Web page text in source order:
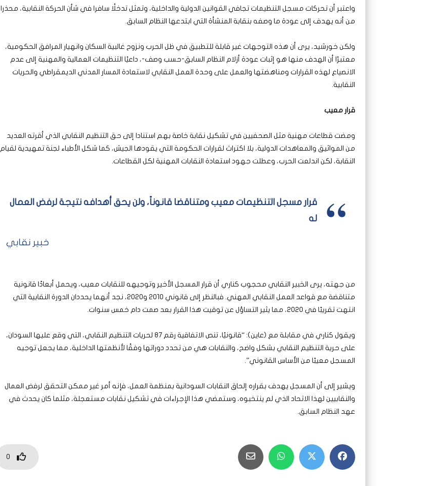
واعتبر أن تحركات مسجل التنظيمات تجافي القوانين الدولية والداخلية، وتمثل تدخلًا سافرا في شأن الحركة النقابية، محذرا
من أنه يهدف إلى عودة ما وصفه بنقابة المنشأة التي ابتدعها النظام السابق.
ولكن خورشيد، يرى أن هذه التوجهات غير قابلة للتطبيق في ظل الحرب ونزوح غالبية السكان وانهيار المرافق الحكومية،
معتبرًا أن الهدف منها هو إثبات عودة أزلام النظام السابق-حسب وصف-، داعيًا التنظيمات العمالية والمهنية إلى عدم
الانصياع لهذه القرارات ومناهضتها والعمل على وحدة العمل النقابي لاستعادة المسار المدني الديمقراطي والحريات
النقابية.
قرار معيب
ومضت قطاعات مهنية مثل الصحفيين في تشكيل نقابة خاصة بهم استنادا إلى حق التنظيم النقابي الذي أقرته العديد
من المواثيق والمعاهدات الدولية، بلا اكتراث لقرارات الحكومة التي يقودها الجيش، كما شكل الأطباء لجنة تمهيدية لقيام
النقابة، لكن اندلعت الحرب، وعطلت جهود استعادة النقابات المهنية لكل القطاعات.
قرار مسجل التنظيمات معيب ومتناقضا قانوناً، ولن يحق أهدافه نتيجة لرفض العمال
له
خبير نقابي
من جهته، يرى الخبير النقابي محجوب كناري أن قرار المسجل الأخير وتوجيهه للنقابات معيب، ويحمل أبعادًا قانونية
متناقضة مع قواعد العمل النقابي المهني. فبالنظر إلى قانوني 2010 و2020، نجد أنهما يحددان الدورة النقابية التي
انتهت تقريبًا في 2020، مما يثير التساؤل عن توقيت هذا القرار بعد صمت دام خمس سنوات.
ويقول كناري في مقابلة مع (عاين): “قانونيًا، تنص الاتفاقية رقم 87 لحريات التنظيم النقابي، التي وقع عليها السودان،
على حرية التنظيم النقابي بشكل واضح، والنقابات هي من تحدد دوراتها وفقًا لأنظمتها الداخلية، مما يجعل توجيه
المسجل معيبًا من الأساس القانوني”.
ويشير إلى أن المسجل يهدف بقراره إلحاق النقابات السودانية بمنظمة العمل، فإنه أمر غير ممكن التحقق لرفض العمال
والنقابيين لهذا الاتحاد الذي لم ينتخبوه، وستمضي هذا الإجراءات في تشكيل نقابات مستعجلة، مثلما كان يحدث في
عهد النظام السابق.
0